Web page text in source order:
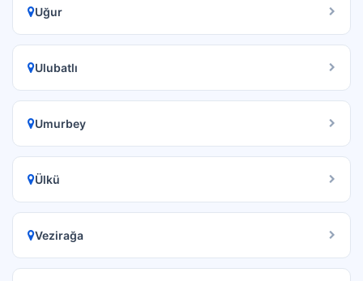
Uğur
Ulubatlı
Umurbey
Ülkü
Vezirağa